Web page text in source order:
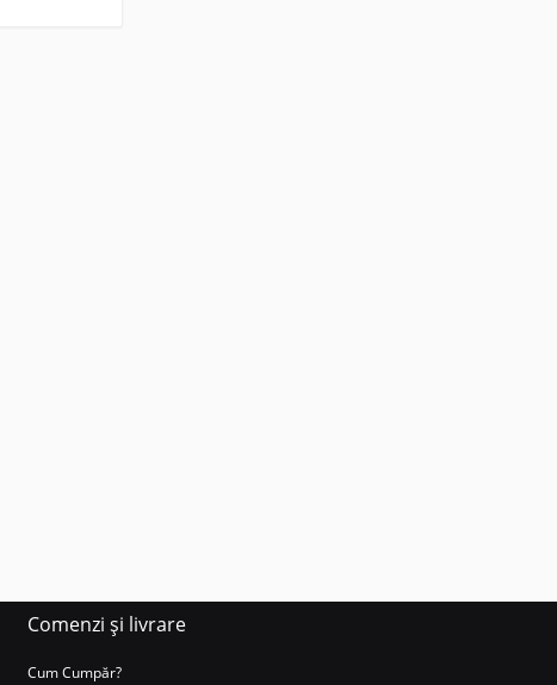
Comenzi și livrare
Cum Cumpăr?